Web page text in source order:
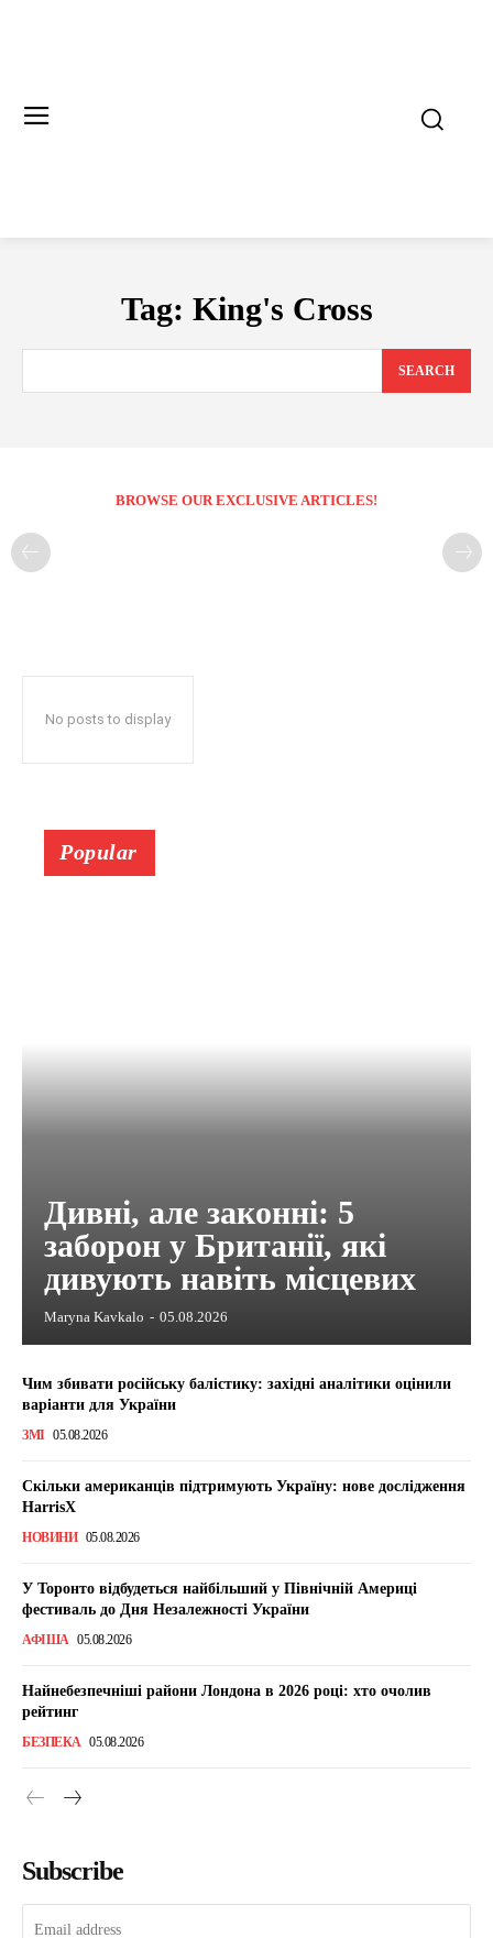
Tag: King's Cross
SEARCH
BROWSE OUR EXCLUSIVE ARTICLES!
No posts to display
Popular
Дивні, але законні: 5
заборон у Британії, які
дивують навіть місцевих
Maryna Kavkalo - 05.08.2026
Чим збивати російську балістику: західні аналітики оцінили
варіанти для України
ЗМІ 05.08.2026
Скільки американців підтримують Україну: нове дослідження
HarrisX
НОВИНИ 05.08.2026
У Торонто відбудеться найбільший у Північній Америці
фестиваль до Дня Незалежності України
АФІША 05.08.2026
Найнебезпечніші райони Лондона в 2026 році: хто очолив
рейтинг
БЕЗПЕКА 05.08.2026
Subscribe